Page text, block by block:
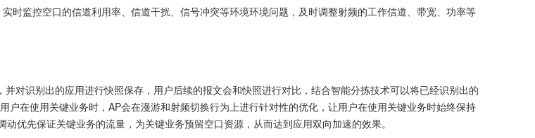
监控空口的信道利用率、信道干扰、信号冲突等环境环境问题，及时调整射频的工作信道、带宽、功率等
对识别出的应用进行快照保存，用户后续的报文会和快照进行对比，结合智能分拣技术可以将已经识别出的
在使用关键业务时，AP会在漫游和射频切换行为上进行针对性的优化，让用户在使用关键业务时始终保持
优先保证关键业务的流量，为关键业务预留空口资源，从而达到应用双向加速的效果。